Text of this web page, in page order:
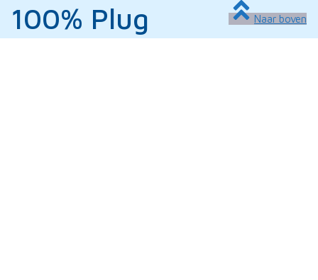
100% Plug
Naar boven